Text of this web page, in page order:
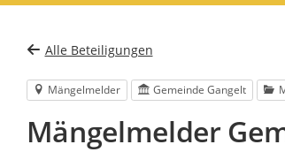
Alle Beteiligungen
Mängelmelder Gemeinde Gangelt
Mängelmelder